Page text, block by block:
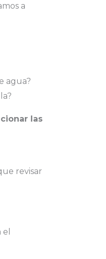
a
agua?
las
revisar